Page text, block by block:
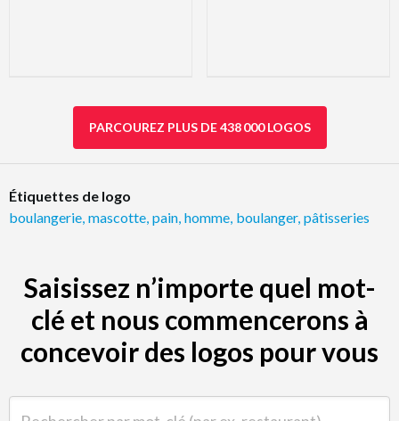
PARCOUREZ PLUS DE 438 000 LOGOS
Étiquettes de logo
boulangerie mascotte pain homme boulanger, pâtisseries
Saisissez n’importe quel mot-
clé et nous commencerons à
concevoir des logos pour vous